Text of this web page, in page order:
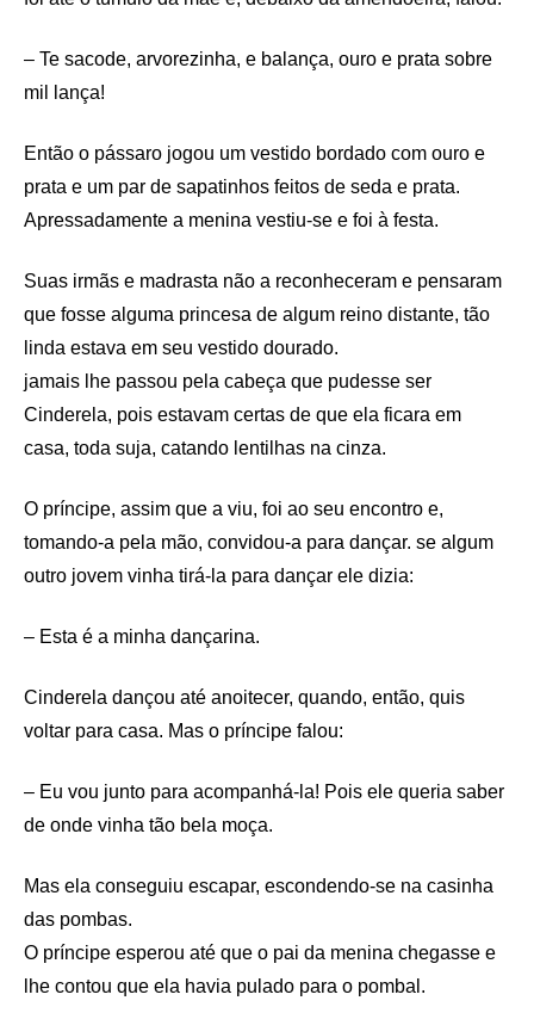
– Te sacode, arvorezinha, e balança, ouro e prata sobre
mil lança!
Então o pássaro jogou um vestido bordado com ouro e
prata e um par de sapatinhos feitos de seda e prata.
Apressadamente a menina vestiu-se e foi à festa.
Suas irmãs e madrasta não a reconheceram e pensaram
que fosse alguma princesa de algum reino distante, tão
linda estava em seu vestido dourado.
jamais lhe passou pela cabeça que pudesse ser
Cinderela, pois estavam certas de que ela ficara em
casa, toda suja, catando lentilhas na cinza.
O príncipe, assim que a viu, foi ao seu encontro e,
tomando-a pela mão, convidou-a para dançar. se algum
outro jovem vinha tirá-la para dançar ele dizia:
– Esta é a minha dançarina.
Cinderela dançou até anoitecer, quando, então, quis
voltar para casa. Mas o príncipe falou:
– Eu vou junto para acompanhá-la! Pois ele queria saber
de onde vinha tão bela moça.
Mas ela conseguiu escapar, escondendo-se na casinha
das pombas.
O príncipe esperou até que o pai da menina chegasse e
lhe contou que ela havia pulado para o pombal.